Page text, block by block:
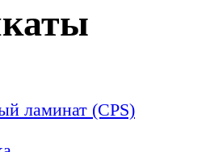
ламинат (CPS)